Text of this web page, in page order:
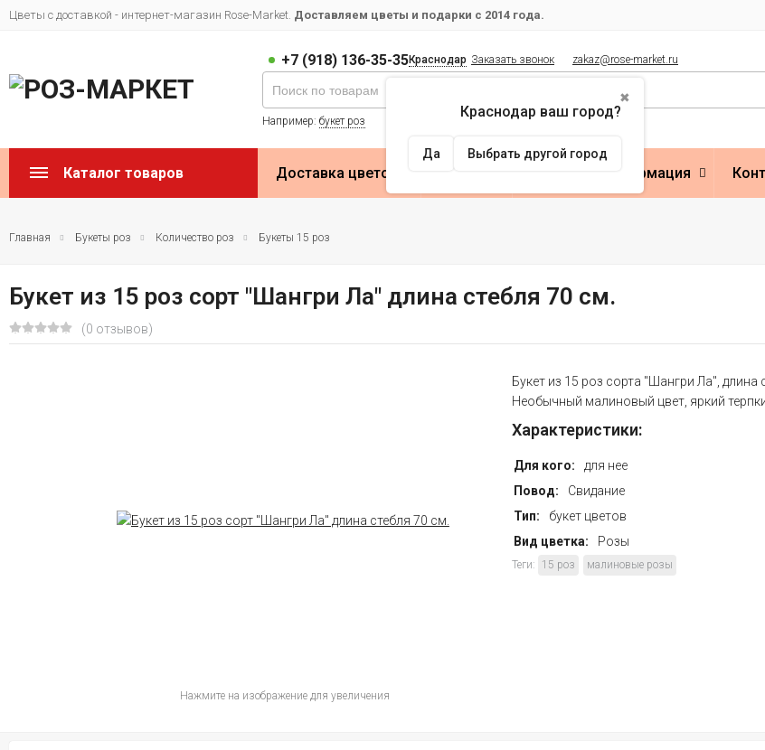
Цветы с доставкой - интернет-магазин Rose-Market. Доставляем цветы и подарки с 2014 года.
+7 (918) 136-35-35Краснодар
✖
Краснодар ваш город?
Да Выбрать другой город
Заказать звонок zakaz@rose-market.ru
Например: букет роз
Каталог товаров Доставка цветов Оплата Полезная информация
Главная Букеты роз Количество роз Букеты 15 роз
Букет из 15 роз сорт "Шангри Ла" длина стебля 70 см.
(0 отзывов)
Нажмите на изображение для увеличения
Букет из 15 роз сорта "Шангри Ла", длина
Необычный малиновый цвет, яркий
Характеристики:
Для кого:
для нее
Повод:
Свидание
Тип:
букет цветов
Вид цветка:
Розы
Теги: 15 роз малиновые розы